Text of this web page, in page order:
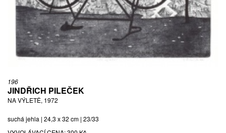
196
JINDŘICH PILEČEK
NA VÝLETĚ, 1972
suchá jehla | 24,3 x 32 cm | 23/33